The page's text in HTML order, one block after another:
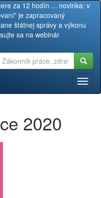
za 12 hodín ... novinka: v
je zapracovaný
štátnej správy a výkonu
sa na webinár
2020